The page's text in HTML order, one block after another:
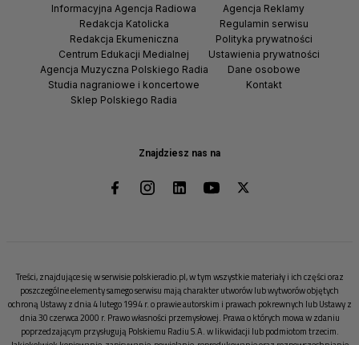
Znajdziesz nas na
Informacyjna Agencja Radiowa
Redakcja Katolicka
Redakcja Ekumeniczna
Centrum Edukacji Medialnej
Agencja Muzyczna Polskiego Radia
Studia nagraniowe i koncertowe
Sklep Polskiego Radia
Agencja Reklamy
Regulamin serwisu
Polityka prywatności
Ustawienia prywatności
Dane osobowe
Kontakt
Treści, znajdujące się w serwisie polskieradio.pl, w tym wszystkie materiały i ich części oraz
poszczególne elementy samego serwisu mają charakter utworów lub wytworów objętych
ochroną Ustawy z dnia 4 lutego 1994 r. o prawie autorskim i prawach pokrewnych lub Ustawy z
dnia 30 czerwca 2000 r. Prawo własności przemysłowej. Prawa o których mowa w zdaniu
poprzedzającym przysługują Polskiemu Radiu S.A. w likwidacji lub podmiotom trzecim.